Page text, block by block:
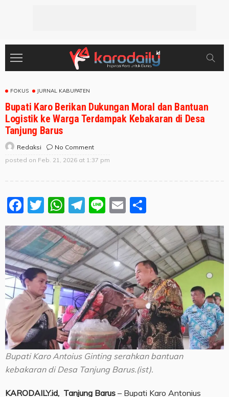
FOKUS JURNAL KABUPATEN
Bupati Karo Berikan Dukungan Moral dan Bantuan
Logistik ke Warga Terdampak Kebakaran di Desa
Tanjung Barus
Redaksi
No Comment
posted on Feb. 21, 2026 at 1:37 pm
Facebook
Twitter
WhatsApp
Telegram
LineEmail
Bupati Karo Antoius Ginting serahkan bantuan
kebakaran di Desa Tanjung Barus.(ist).
KARODAILY.id, Tanjung Barus – Bupati Karo Antonius